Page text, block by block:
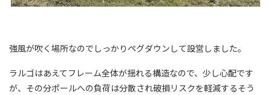
強風が吹く場所なのでしっかりペグダウンして設営しました。
ラルゴはあえてフレーム全体が揺れる構造なので、少し心配です
が、その分ポールへの負荷は分散され破損リスクを軽減するそう